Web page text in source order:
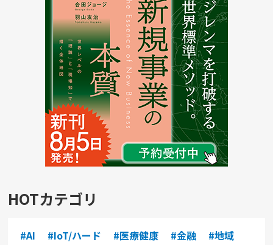
HOTカテゴリ
#AI #IoT/ハード #医療健康 #金融
#地域